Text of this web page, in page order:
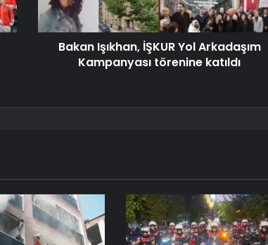
Bakan Işıkhan, İŞKUR Yol Arkadaşım
Kampanyası törenine katıldı